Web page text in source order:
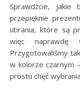
Sprawdźcie,
przepięknie
ubrania, które są
więc
Przygotowaliśmy
w kolorze czarnym
prostu chęć